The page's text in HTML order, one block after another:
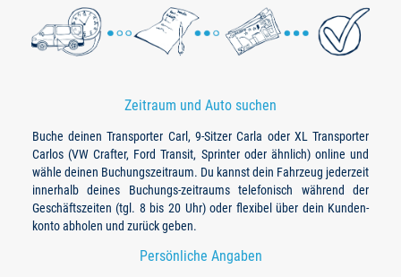
Zeitraum und Auto suchen
Buche deinen Transporter Carl, 9-Sitzer Carla oder XL Transporter
Carlos (VW Crafter, Ford Transit, Sprinter oder ähnlich) online und
wähle deinen Buchungszeitraum. Du kannst dein Fahrzeug jederzeit
innerhalb deines Buchungs-zeitraums telefonisch während der
Geschäftszeiten (tgl. 8 bis 20 Uhr) oder flexibel über dein Kunden-
konto abholen und zurück geben.
Persönliche Angaben